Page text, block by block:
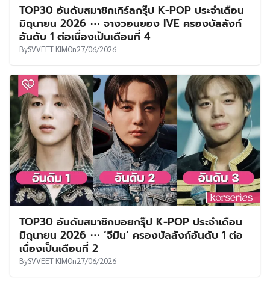
TOP30 อันดับสมาชิกเกิร์ลกรุ๊ป K-POP ประจำเดือน
มิถุนายน 2026 ⋯ จางวอนยอง IVE ครองบัลลังก์
อันดับ 1 ต่อเนื่องเป็นเดือนที่ 4
BySVVEET KIMOn27/06/2026
TOP30 อันดับสมาชิกบอยกรุ๊ป K-POP ประจำเดือน
มิถุนายน 2026 ⋯ ‘จีมิน’ ครองบัลลังก์อันดับ 1 ต่อ
เนื่องเป็นเดือนที่ 2
BySVVEET KIMOn27/06/2026